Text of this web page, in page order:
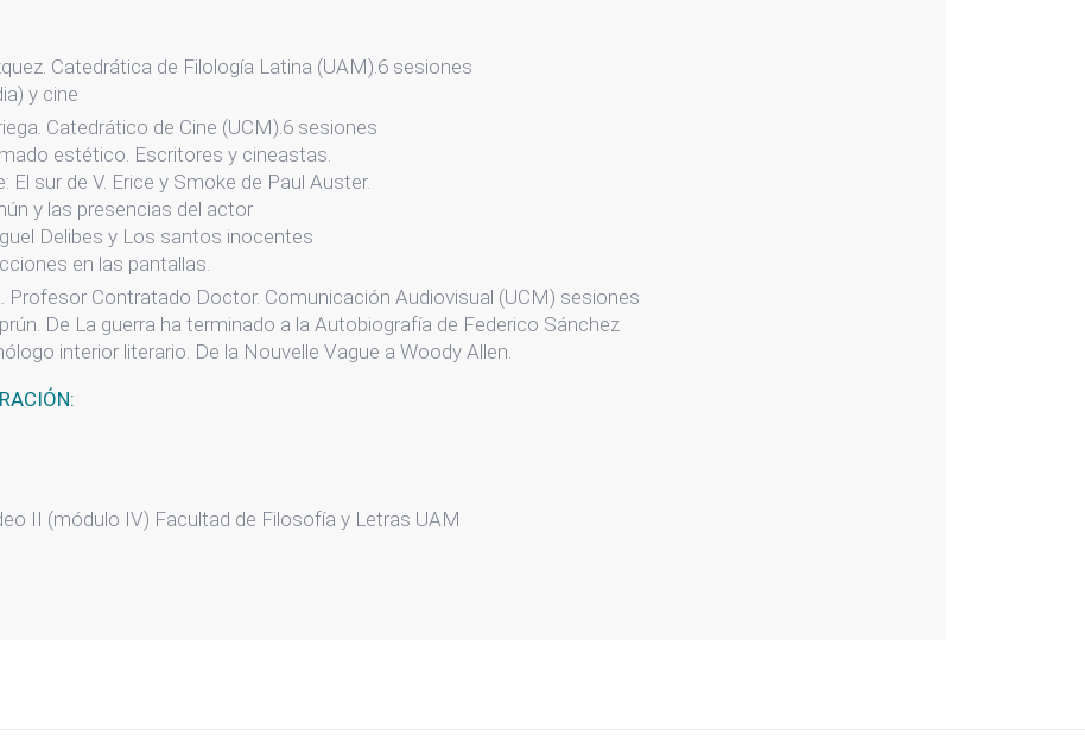
Catedrática de Filología Latina (UAM).6 sesiones
y cine
Catedrático de Cine (UCM).6 sesiones
estético. Escritores y cineastas.
sur de V. Erice y Smoke de Paul Auster.
y las presencias del actor
Delibes y Los santos inocentes
en las pantallas.
Profesor Contratado Doctor. Comunicación Audiovisual (UCM) sesiones
De La guerra ha terminado a la Autobiografía de Federico Sánchez
interior literario. De la Nouvelle Vague a Woody Allen.
II (módulo IV) Facultad de Filosofía y Letras UAM